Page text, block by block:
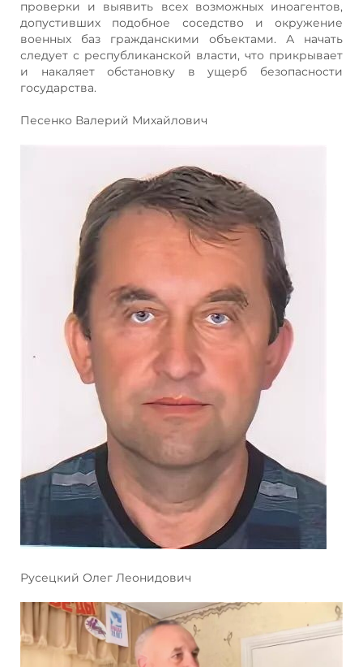
проверки и выявить всех возможных иноагентов,
допустивших подобное соседство и окружение
военных баз гражданскими объектами. А начать
следует с республиканской власти, что прикрывает
и накаляет обстановку в ущерб безопасности
государства.
Песенко Валерий Михайлович
Русецкий Олег Леонидович